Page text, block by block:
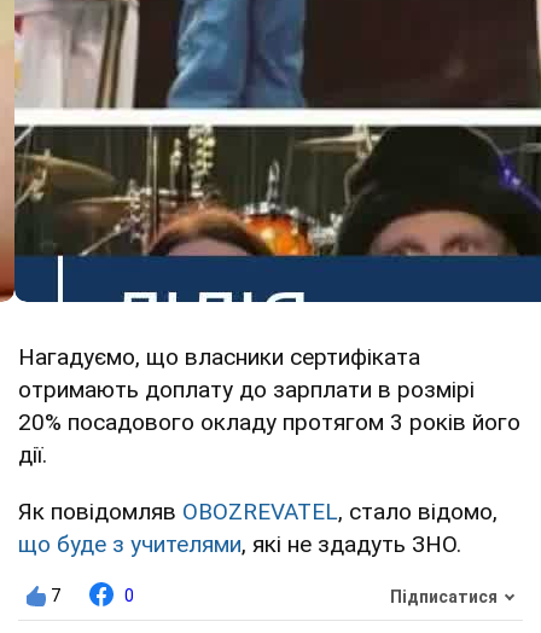
Нагадуємо, що власники сертифіката
отримають доплату до зарплати в розмірі
20% посадового окладу протягом 3 років його
дії.
Як повідомляв OBOZREVATEL, стало відомо,
що буде з учителями, які не здадуть ЗНО.
7 0 Підписатися